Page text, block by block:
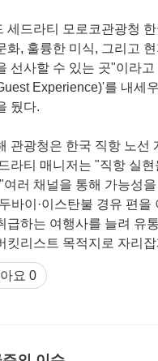
세드라티 모로코관광청
화, 훌륭한 미식, 그리고
선사할 수 있는 곳"이라
Experience)'를 내세
뒀다.
관광청은 한국 직항 노선
라티 매니저는 "직항 실
여러 채널을 통해 가능성
바이·이스탄불 경유 편
급하는 여행사를 늘려 유
킷리스트 목적지로 자리
요 0